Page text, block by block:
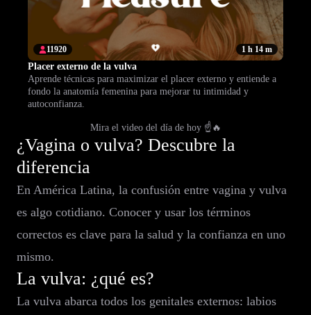
1 h 14 m
11920
Placer externo de la vulva
Aprende técnicas para maximizar el placer externo y entiende a
fondo la anatomía femenina para mejorar tu intimidad y
autoconfianza.
Mira el video del día de hoy ☝️🔥
¿Vagina o vulva? Descubre la
diferencia
En América Latina, la confusión entre vagina y vulva
es algo cotidiano. Conocer y usar los términos
correctos es clave para la salud y la confianza en uno
mismo.
La vulva: ¿qué es?
La vulva abarca todos los genitales externos: labios